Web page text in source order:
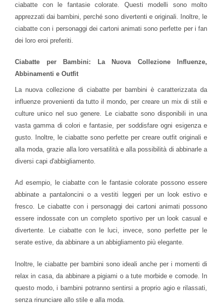
ciabatte con le fantasie colorate. Questi modelli sono molto
apprezzati dai bambini, perché sono divertenti e originali. Inoltre, le
ciabatte con i personaggi dei cartoni animati sono perfette per i fan
dei loro eroi preferiti.
Ciabatte per Bambini: La Nuova Collezione Influenze,
Abbinamenti e Outfit
La nuova collezione di ciabatte per bambini è caratterizzata da
influenze provenienti da tutto il mondo, per creare un mix di stili e
culture unico nel suo genere. Le ciabatte sono disponibili in una
vasta gamma di colori e fantasie, per soddisfare ogni esigenza e
gusto. Inoltre, le ciabatte sono perfette per creare outfit originali e
alla moda, grazie alla loro versatilità e alla possibilità di abbinarle a
diversi capi d'abbigliamento.
Ad esempio, le ciabatte con le fantasie colorate possono essere
abbinate a pantaloncini o a vestiti leggeri per un look estivo e
fresco. Le ciabatte con i personaggi dei cartoni animati possono
essere indossate con un completo sportivo per un look casual e
divertente. Le ciabatte con le luci, invece, sono perfette per le
serate estive, da abbinare a un abbigliamento più elegante.
Inoltre, le ciabatte per bambini sono ideali anche per i momenti di
relax in casa, da abbinare a pigiami o a tute morbide e comode. In
questo modo, i bambini potranno sentirsi a proprio agio e rilassati,
senza rinunciare allo stile e alla moda.